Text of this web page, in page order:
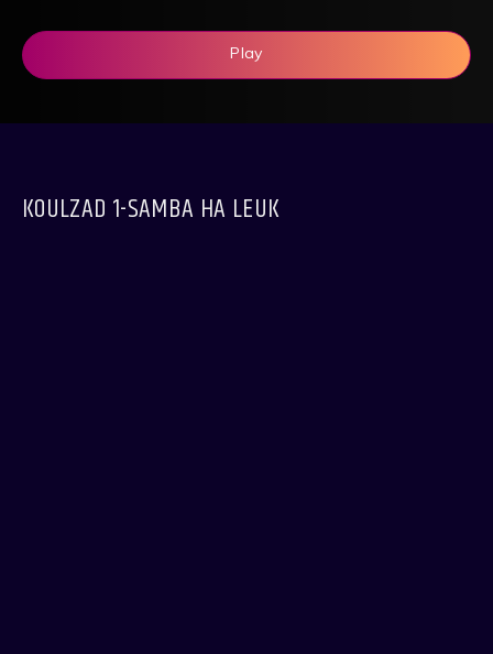
Play
KOULZAD 1-SAMBA HA LEUK